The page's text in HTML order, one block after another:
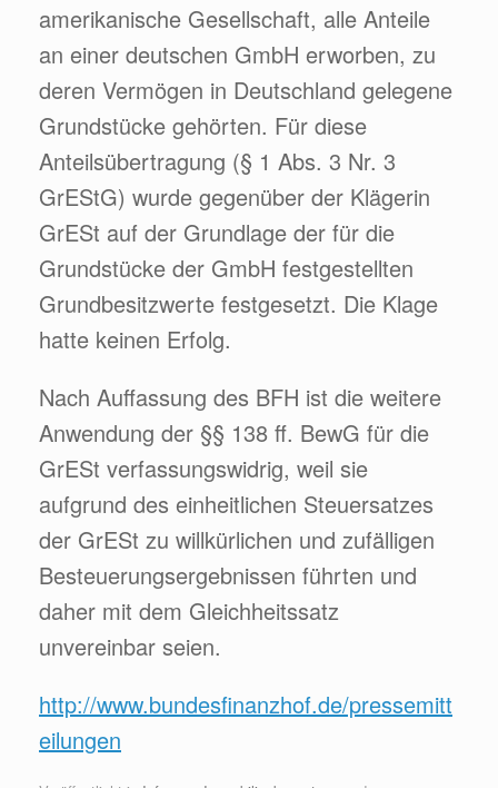
amerikanische Gesellschaft, alle Anteile
an einer deutschen GmbH erworben, zu
deren Vermögen in Deutschland gelegene
Grundstücke gehörten. Für diese
Anteilsübertragung (§ 1 Abs. 3 Nr. 3
GrEStG) wurde gegenüber der Klägerin
GrESt auf der Grundlage der für die
Grundstücke der GmbH festgestellten
Grundbesitzwerte festgesetzt. Die Klage
hatte keinen Erfolg.
Nach Auffassung des BFH ist die weitere
Anwendung der §§ 138 ff. BewG für die
GrESt verfassungswidrig, weil sie
aufgrund des einheitlichen Steuersatzes
der GrESt zu willkürlichen und zufälligen
Besteuerungsergebnissen führten und
daher mit dem Gleichheitssatz
unvereinbar seien.
http://www.bundesfinanzhof.de/pressemitt
eilungen